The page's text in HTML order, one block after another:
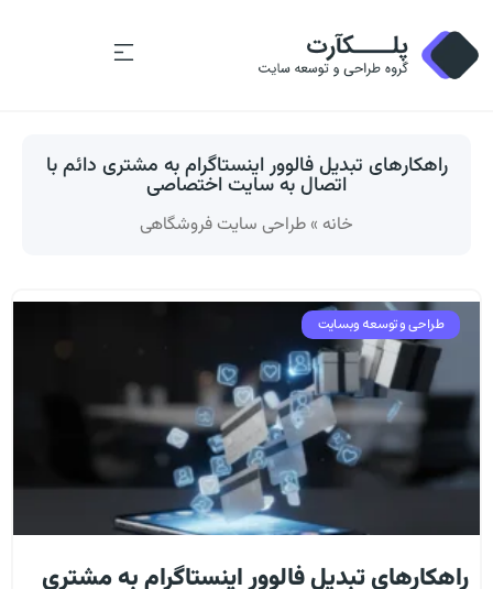
راهکارهای تبدیل فالوور اینستاگرام به مشتری دائم با
اتصال به سایت اختصاصی
خانه » طراحی سایت فروشگاهی
طراحی و توسعه وبسایت
راهکارهای تبدیل فالوور اینستاگرام به مشتری